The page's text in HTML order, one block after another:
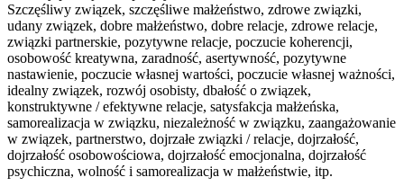
Szczęśliwy związek, szczęśliwe małżeństwo, zdrowe związki,
udany związek, dobre małżeństwo, dobre relacje, zdrowe relacje,
związki partnerskie, pozytywne relacje, poczucie koherencji,
osobowość kreatywna, zaradność, asertywność, pozytywne
nastawienie, poczucie własnej wartości, poczucie własnej ważności,
idealny związek, rozwój osobisty, dbałość o związek,
konstruktywne / efektywne relacje, satysfakcja małżeńska,
samorealizacja w związku, niezależność w związku, zaangażowanie
w związek, partnerstwo, dojrzałe związki / relacje, dojrzałość,
dojrzałość osobowościowa, dojrzałość emocjonalna, dojrzałość
psychiczna, wolność i samorealizacja w małżeństwie, itp.